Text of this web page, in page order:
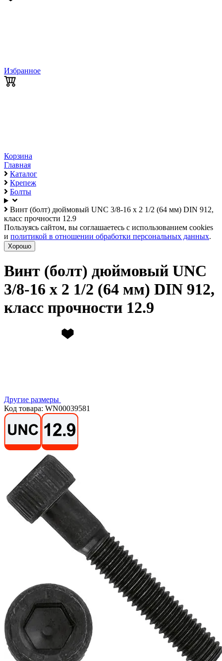
Избранное
Корзина
Главная
Каталог
Крепеж
Болты
Винт (болт) дюймовый UNC 3/8-16 х 2 1/2 (64 мм) DIN 912,
класс прочности 12.9
Пользуясь сайтом, вы соглашаетесь с использованием cookies
и политикой в отношении обработки персональных данных.
Хорошо
Винт (болт) дюймовый UNC
3/8-16 х 2 1/2 (64 мм) DIN 912,
класс прочности 12.9
Другие размеры
Код товара: WN00039581